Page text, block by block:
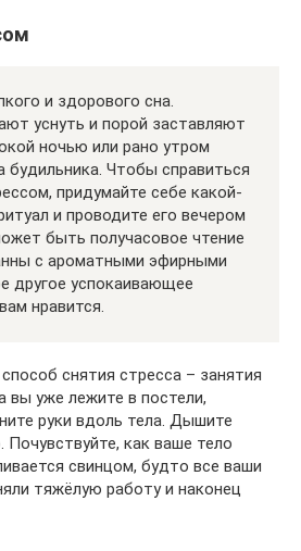
и здорового сна.
уснуть и порой заставляют
ночью или рано утром
будильника. Чтобы справиться
придумайте себе какой-
и проводите его вечером
быть получасовое чтение
с ароматными эфирными
другое успокаивающее
нравится.
снятия стресса – занятия
вы уже лежите в постели,
руки вдоль тела. Дышите
как ваше тело
свинцом, будто все ваши
тяжёлую работу и наконец